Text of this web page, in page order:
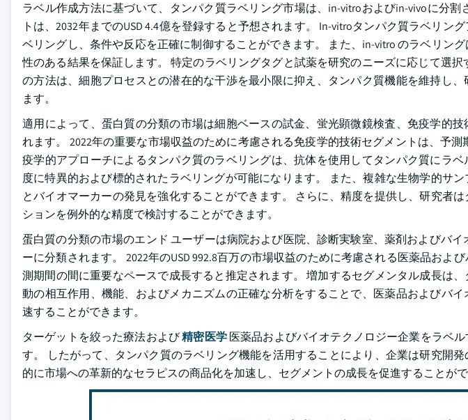
ラベル作成方法に基づいて、タンパク質ラベリング市場は、in-vitroおよびin-vivoに分
トは、2032年までのUSD 4.4億を登録すると予想されます。 In-vitroタンパク質ラベリン
ベリングし、条件や反応を正確に制御することができます。 また、in-vitro のラベリン
性のある結果を保証します。 特定のラベリングタグと試薬を研究のニーズに応じて選
の方法は、細胞プロセスとの潜在的な干渉を最小限に抑え、タンパク質機能を維持し
ます。
適用によって、蛋白質の分類の市場は細胞ベースの試金、蛍光顕微鏡検査、免疫学的
れます。 2022年の重要な市場収益のために考慮される免疫学的技術セグメントは、予
疫学的アプローチによるタンパク質のラベリングは、抗体を使用してタンパク質にラ
度に特異的および標的されたラベリングが可能になります。 また、複雑な生物学的サ
とバイオマーカーの発見を強化することができます。 さらに、精度を提供し、研究者
ションを例外的な精度で検討することができます。
蛋白質の分類の市場のエンド ユーザーは病院および医院、診断実験室、薬剤およびバ
ーに分類されます。 2022年のUSD 992.8百万の市場収益のために考慮される医薬品およ
測期間の間に重要なペースで成長すると推定されます。 増加するセグメンタル成長は
動の相互作用、機能、およびメカニズムの正確な分析をすることで、医薬品およびバ
速することができます。
ターゲットを絞った療法および精密医学医薬品およびバイオテクノロジー企業をラベ
す。 したがって、タンパク質のラベリング機能を活用することにより、企業は研究開
的に市場への革新的なセラピスの商品化を加速し、セグメントの成長を促進することがで